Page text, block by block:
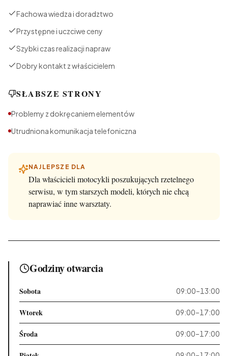
Fachowa wiedza i doradztwo
Przystępne i uczciwe ceny
Szybki czas realizacji napraw
Dobry kontakt z właścicielem
SŁABSZE STRONY
Problemy z dokręcaniem elementów
Utrudniona komunikacja telefoniczna
NAJLEPSZE DLA
Dla właścicieli motocykli poszukujących rzetelnego
serwisu, w tym starszych modeli, których nie chcą
naprawiać inne warsztaty.
Godziny otwarcia
Sobota 09:00–13:00
Wtorek 09:00–17:00
Środa 09:00–17:00